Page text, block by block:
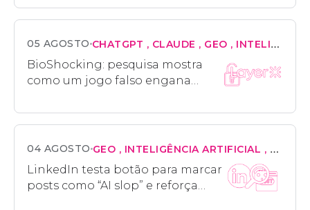
05 AGOSTO CHATGPT CLAUDE GEO INTELIGÊNCIA ARTIFICIAL
BioShocking: pesquisa mostra
como um jogo falso engana
credenciais do usuário
04 AGOSTO GEO INTELIGÊNCIA ARTIFICIAL
LinkedIn testa botão para marcar
posts como “AI slop” e reforça